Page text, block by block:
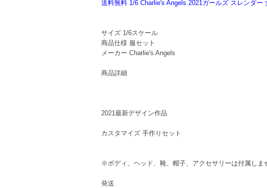
送料無料 1/6 Charlie's Angels 2021ガールズ スレンダ
サイズ 1/6スケール
商品仕様 服セット
メーカー Charlie's Angels
商品詳細
2021最新デザイン作品
カスタマイズ 手作りセット
※ボディ、ヘッド、靴、帽子、アクセサリーは付属しま
発送